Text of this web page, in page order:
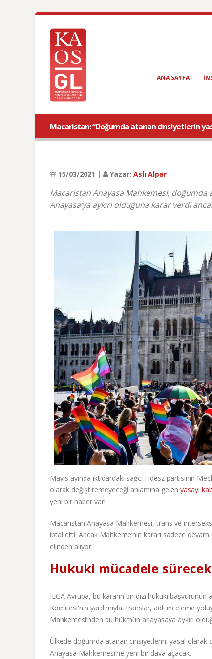
ANA SAYFA
Macaristan: “Doğumda atanan cinsiyetlerin
15/03/2021 | Yazar: Aslı Alpar
Macaristan Anayasa Mahkemesi,
Anayasa’ya aykırı olduğuna karar verdi
Mayıs ayında iktidardaki sağcı Fidesz partisinin
olarak değiştiremeyeceği anlamına gelen yasayı
yeni bir haber var!
Macaristan Anayasa Mahkemesi, trans ve
iptal etti. Ancak Mahkeme’nin kararı sadece
elinden alıyor.
Hukuki mücadele sürecek
ILGA Avrupa, bu kararın bir dizi hukuki başvurunun
Komitesi'nin yardımıyla, translar, adli inceleme
Mahkemesi’nden bu hükmün anayasaya aykırı
Ülkede doğumda atanan cinsiyetlerini yasal olarak
Anayasa Mahkemesi’ne yeni bir dava açacak.